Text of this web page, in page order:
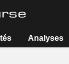
Analyses